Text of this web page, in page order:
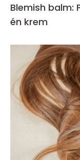
Blemish balm:
én krem